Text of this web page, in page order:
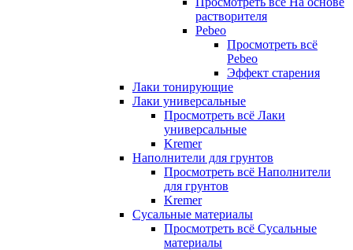
растворителя
Pebeo
Просмотреть всё
Pebeo
Эффект старения
Лаки тонирующие
Лаки универсальные
Просмотреть всё Лаки
универсальные
Kremer
Наполнители для грунтов
Просмотреть всё Наполнители
для грунтов
Kremer
Сусальные материалы
Просмотреть всё Сусальные
материалы